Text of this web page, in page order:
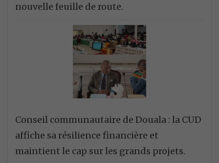
nouvelle feuille de route.
Conseil communautaire de Douala : la CUD
affiche sa résilience financière et
maintient le cap sur les grands projets.